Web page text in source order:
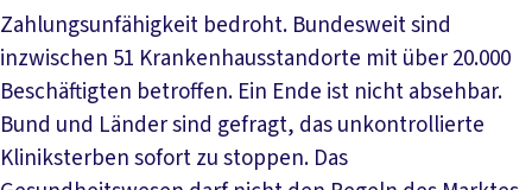
Zahlungsunfähigkeit bedroht. Bundesweit sind
inzwischen 51 Krankenhausstandorte mit über 20.000
Beschäftigten betroffen. Ein Ende ist nicht absehbar.
Bund und Länder sind gefragt, das unkontrollierte
Kliniksterben sofort zu stoppen. Das